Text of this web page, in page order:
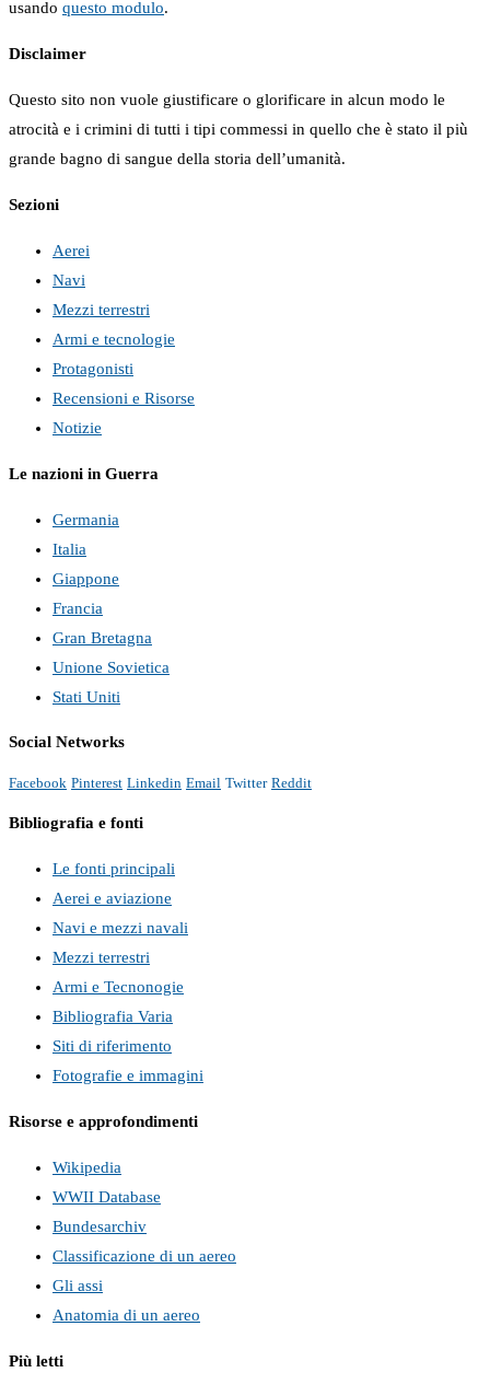
usando questo modulo.
Disclaimer
Questo sito non vuole giustificare o glorificare in alcun modo le
atrocità e i crimini di tutti i tipi commessi in quello che è stato il più
grande bagno di sangue della storia dell’umanità.
Sezioni
Aerei
Navi
Mezzi terrestri
Armi e tecnologie
Protagonisti
Recensioni e Risorse
Notizie
Le nazioni in Guerra
Germania
Italia
Giappone
Francia
Gran Bretagna
Unione Sovietica
Stati Uniti
Social Networks
Facebook Pinterest Linkedin Email Twitter Reddit
Bibliografia e fonti
Le fonti principali
Aerei e aviazione
Navi e mezzi navali
Mezzi terrestri
Armi e Tecnonogie
Bibliografia Varia
Siti di riferimento
Fotografie e immagini
Risorse e approfondimenti
Wikipedia
WWII Database
Bundesarchiv
Classificazione di un aereo
Gli assi
Anatomia di un aereo
Più letti